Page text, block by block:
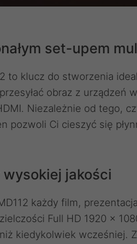
set-upem
to klucz do stworzenia
obraz z urządzeń
Niezależnie od tego,
pozwoli Ci cieszyć się
jakości
każdy film,
Full HD 1920 x
kiedykolwiek